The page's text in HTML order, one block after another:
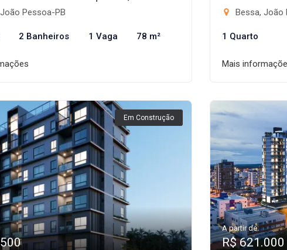
Pessoa-PB
2 Banheiros 1 Vaga 78 m²
Bessa, João
1 Quarto
Mais
Em Construção
A partir de:
R$ 621.000